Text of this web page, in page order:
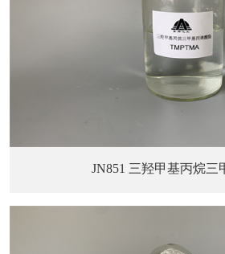
JN851 三羟甲基丙烷三